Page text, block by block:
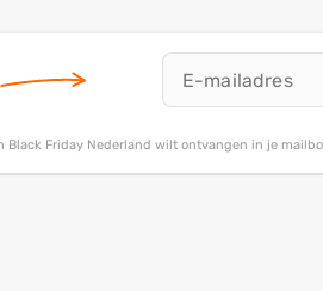
Friday Nederland wilt ontvangen in je